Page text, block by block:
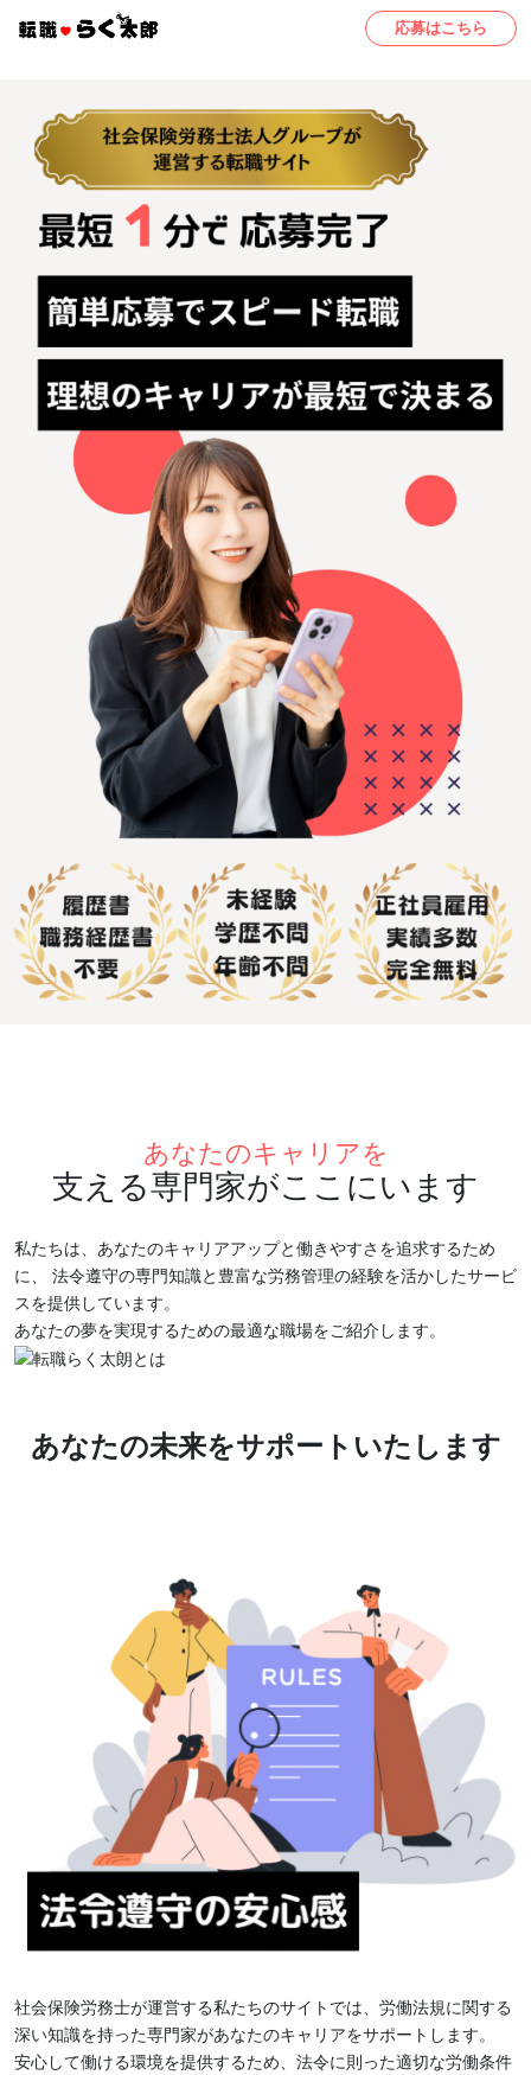
応募はこちら
あなたのキャリアを
支える専門家がここにいます
私たちは、あなたのキャリアアップと働きやすさを追求するため
に、
法令遵守の専門知識と豊富な労務管理の経験を活かしたサービ
スを提供しています。
あなたの夢を実現するための最適な職場をご紹介します。
あなたの未来をサポートいたします
社会保険労務士が運営する私たちのサイトでは、労働法規に関する
深い知識を持った専門家があなたのキャリアをサポートします。
安心して働ける環境を提供するため、法令に則った適切な労働条件